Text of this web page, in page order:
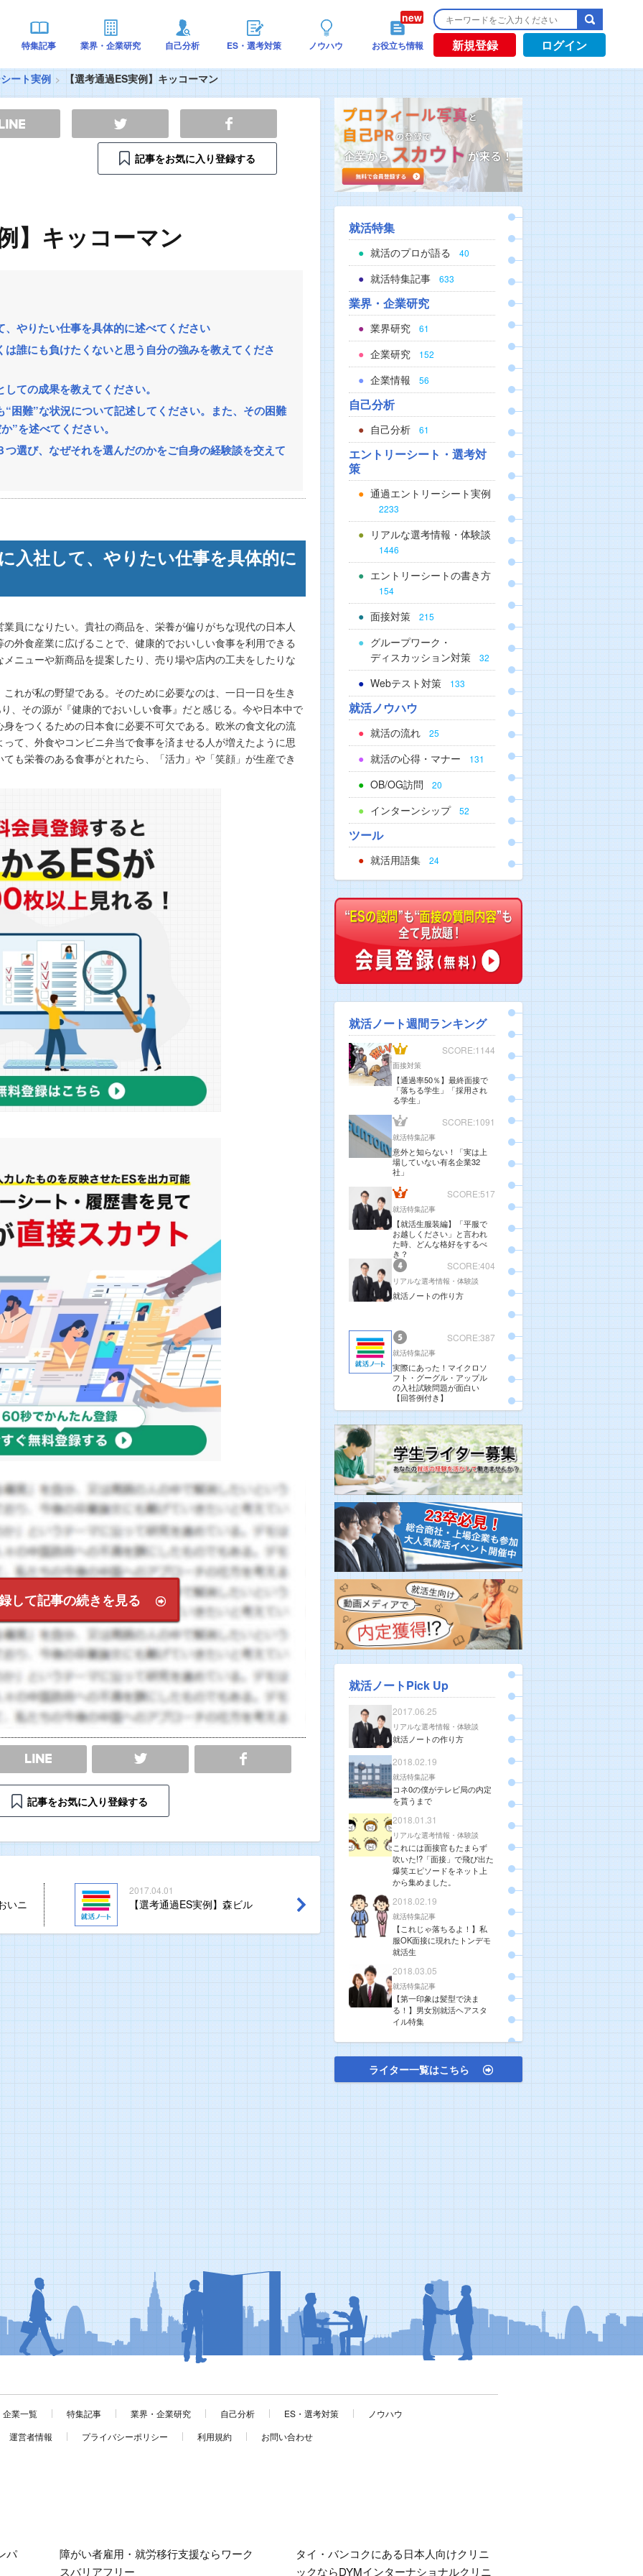
特集記事 業界・企業研究 自己分析 ES・選考対策 ノウハウ お役立ち情報 新規登録 ログイン
ート実例 【選考通過ES実例】キッコーマン
記事をお気に入り登録する
】キッコーマン
やりたい仕事を具体的に述べてください
誰にも負けたくないと思う自分の強みを教えてくださ
ての成果を教えてください。
困難”な状況について記述してください。また、その困難
”を述べてください。
選び、なぜそれを選んだのかをご自身の経験談を交えて
入社して、やりたい仕事を具体的に
員になりたい。貴社の商品を、栄養が偏りがちな現代の日本人
外食産業に広げることで、健康的でおいしい食事を利用できる
ニューや新商品を提案したり、売り場や店内の工夫をしたりな
れが私の野望である。そのために必要なのは、一日一日を生き
、その源が『健康的でおいしい食事』だと感じる。今や日本中で
をつくるための日本食に必要不可欠である。欧米の食文化の流
て、外食やコンビニ弁当で食事を済ませる人が増えたように思
も栄養のある食事がとれたら、「活力」や「笑顔」が生産でき
して記事の続きを見る
SHARE
記事をお気に入り登録する
いニ
2017.04.01
【選考通過ES実例】森ビル
就活特集
就活のプロが語る 40
就活特集記事 633
業界・企業研究
業界研究 61
企業研究 152
企業情報 56
自己分析
自己分析 61
エントリーシート・選考対
策
通過エントリーシート実例
2233
リアルな選考情報・体験談
1446
エントリーシートの書き方
154
面接対策 215
グループワーク・
ディスカッション対策
32
Webテスト対策 133
就活ノウハウ
就活の流れ 25
就活の心得・マナー 131
OB/OG訪問 20
インターンシップ 52
ツール
就活用語集 24
就活ノート週間ランキング
SCORE:1144
面接対策
【通過率50％】最終面接で
「落ちる学生」「採用され
る学生」
SCORE:1091
就活特集記事
意外と知らない！「実は上
場していない有名企業32
社」
SCORE:517
就活特集記事
【就活生服装編】「平服で
お越しください」と言われ
た時、どんな格好をするべ
き？
SCORE:404
リアルな選考情報・体験談
就活ノートの作り方
SCORE:387
就活特集記事
実際にあった！マイクロソ
フト・グーグル・アップル
の入社試験問題が面白い
【回答例付き】
就活ノートPick Up
2017.06.25
リアルな選考情報・体験談
就活ノートの作り方
2018.02.19
就活特集記事
コネ0の僕がテレビ局の内定
を貰うまで
2018.01.31
リアルな選考情報・体験談
これには面接官もたまらず
吹いた!?「面接」で飛び出た
爆笑エピソードをネット上
から集めました。
2018.02.19
就活特集記事
【これじゃ落ちるよ！】私
服OK面接に現れたトンデモ
就活生
2018.03.05
就活特集記事
【第一印象は髪型で決ま
る！】男女別就活ヘアスタ
イル特集
ライター一覧はこちら
企業一覧 特集記事 業界・企業研究 自己分析 ES・選考対策
ノウハウ
運営者情報
プライバシーポリシー 利用規約 お問い合わせ
パ
障がい者雇用・就労移行支援ならワーク
スバリアフリー
タイ・バンコクにある日本人向けクリニ
ックならDYMインターナショナルクリニ